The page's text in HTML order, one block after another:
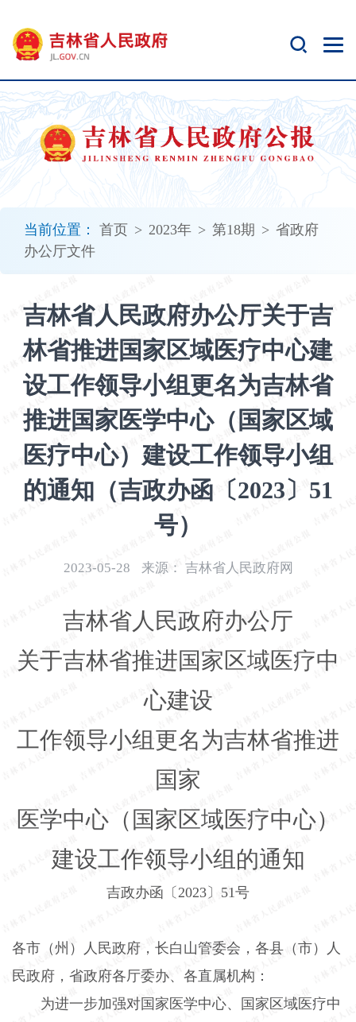
当前位置： 首页 > 2023年 > 第18期 > 省政府
办公厅文件
吉林省人民政府办公厅关于吉
林省推进国家区域医疗中心建
设工作领导小组更名为吉林省
推进国家医学中心（国家区域
医疗中心）建设工作领导小组
的通知（吉政办函〔2023〕51
号）
2023-05-28 来源： 吉林省人民政府网
吉林省人民政府办公厅
关于吉林省推进国家区域医疗中
心建设
工作领导小组更名为吉林省推进
国家
医学中心（国家区域医疗中心）
建设工作领导小组的通知
吉政办函〔2023〕 51号
各市（州）人民政府，长白山管委会，各县（市）人
民政府，省政府各厅委办、各直属机构：
为进一步加强对国家医学中心、国家区域医疗中
开
无
障
碍
说
明
加